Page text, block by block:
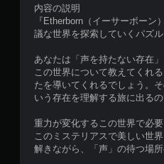
内容の説明
『Etherborn（イーサーボーン
議な世界を探索していくパズ
あなたは「声を持たない存在
この世界について教えてくれ
たを導いてくれるでしょう。
いう存在を理解する旅に出るの
重力が変化するこの世界で必
このミステリアスで美しい世
解きながら、「声」の待つ場所